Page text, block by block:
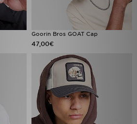
Goorin Bros GOAT Cap
47,00€